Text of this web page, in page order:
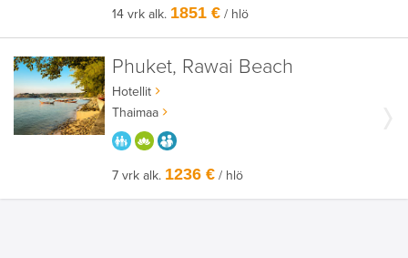
14 vrk alk. 1851 € / hlö
Phuket, Rawai Beach
Hotellit
Thaimaa
PARASTA PERHEELLE
HYVÄÄN OLOON
7 vrk alk. 1236 € / hlö